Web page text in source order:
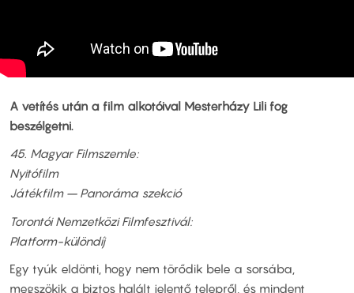
A vetítés után a film alkotóival Mesterházy Lili fog
beszélgetni.
45. Magyar Filmszemle:
Nyitófilm
Játékfilm – Panoráma szekció
Torontói Nemzetközi Filmfesztivál:
Platform-különdíj
Egy tyúk eldönti, hogy nem törődik bele a sorsába,
megszökik a biztos halált jelentő telepről, és mindent